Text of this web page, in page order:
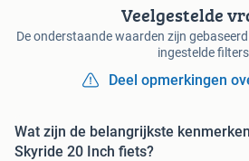
Veelgestelde
De onderstaande waarden zijn
ingestelde filters
Deel opmerkingen
Wat zijn de belangrijkste
Skyride 20 Inch fiets?